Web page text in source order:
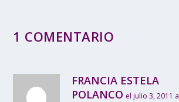
1 COMENTARIO
FRANCIA ESTELA
POLANCO el julio 3, 2011 a